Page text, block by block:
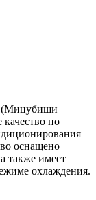
(Мицубиши
по
оснащено
также имеет
охлаждения.